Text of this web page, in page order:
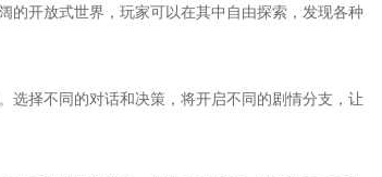
的开放式世界，玩家可以在其中自由探索，发现各种
选择不同的对话和决策，将开启不同的剧情分支，让